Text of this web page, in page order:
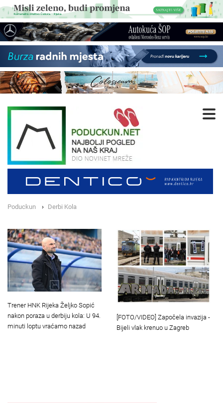
Poduckun Derbi Kola
Trener HNK Rijeka Željko Sopić
nakon poraza u derbiju kola: U 94.
minuti loptu vraćamo nazad
[FOTO/VIDEO] Započela invazija -
Bijeli vlak krenuo u Zagreb